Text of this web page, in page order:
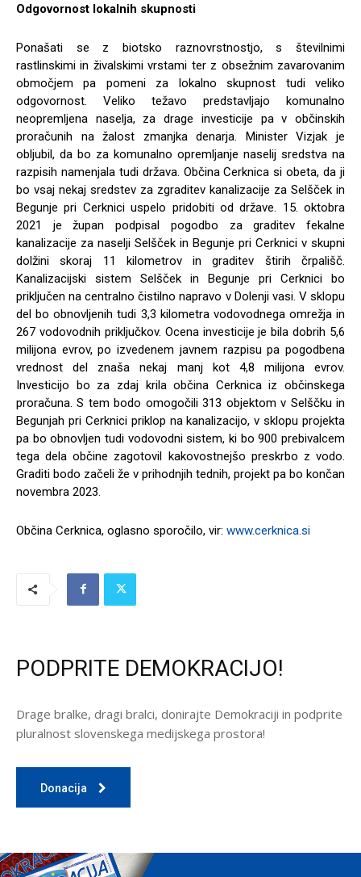
Odgovornost lokalnih skupnosti
Ponašati se z biotsko raznovrstnostjo, s številnimi
rastlinskimi in živalskimi vrstami ter z obsežnim zavarovanim
območjem pa pomeni za lokalno skupnost tudi veliko
odgovornost. Veliko težavo predstavljajo komunalno
neopremljena naselja, za drage investicije pa v občinskih
proračunih na žalost zmanjka denarja. Minister Vizjak je
obljubil, da bo za komunalno opremljanje naselij sredstva na
razpisih namenjala tudi država. Občina Cerknica si obeta, da ji
bo vsaj nekaj sredstev za zgraditev kanalizacije za Selšček in
Begunje pri Cerknici uspelo pridobiti od države. 15. oktobra
2021 je župan podpisal pogodbo za graditev fekalne
kanalizacije za naselji Selšček in Begunje pri Cerknici v skupni
dolžini skoraj 11 kilometrov in graditev štirih črpališč.
Kanalizacijski sistem Selšček in Begunje pri Cerknici bo
priključen na centralno čistilno napravo v Dolenji vasi. V sklopu
del bo obnovljenih tudi 3,3 kilometra vodovodnega omrežja in
267 vodovodnih priključkov. Ocena investicije je bila dobrih 5,6
milijona evrov, po izvedenem javnem razpisu pa pogodbena
vrednost del znaša nekaj manj kot 4,8 milijona evrov.
Investicijo bo za zdaj krila občina Cerknica iz občinskega
proračuna. S tem bodo omogočili 313 objektom v Selščku in
Begunjah pri Cerknici priklop na kanalizacijo, v sklopu projekta
pa bo obnovljen tudi vodovodni sistem, ki bo 900 prebivalcem
tega dela občine zagotovil kakovostnejšo preskrbo z vodo.
Graditi bodo začeli že v prihodnjih tednih, projekt pa bo končan
novembra 2023.
Občina Cerknica, oglasno sporočilo, vir: www.cerknica.si
PODPRITE DEMOKRACIJO!
Drage bralke, dragi bralci, donirajte Demokraciji in podprite
pluralnost slovenskega medijskega prostora!
Donacija